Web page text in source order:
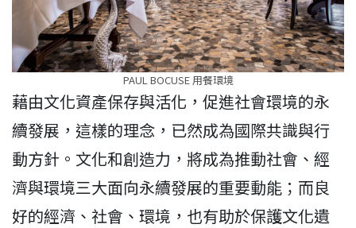
PAUL BOCUSE 用餐環境
藉由文化資產保存與活化，促進社會環境的永
續發展，這樣的理念，已然成為國際共識與行
動方針。文化和創造力，將成為推動社會、經
濟與環境三大面向永續發展的重要動能；而良
好的經濟、社會、環境，也有助於保護文化遺